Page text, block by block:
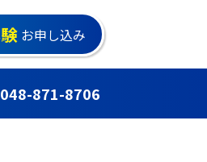
お申し込み
871-8706